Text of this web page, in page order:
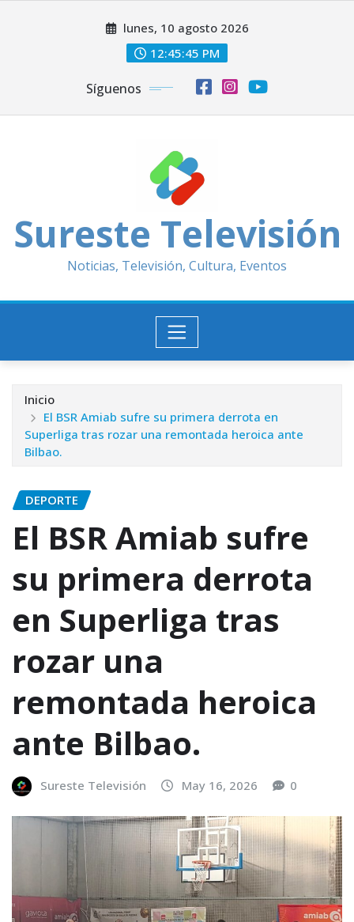
lunes, 10 agosto 2026
12:45:47 PM
Síguenos
Sureste Televisión
Noticias, Televisión, Cultura, Eventos
Inicio
El BSR Amiab sufre su primera derrota en
Superliga tras rozar una remontada heroica ante
Bilbao.
DEPORTE
El BSR Amiab sufre
su primera derrota
en Superliga tras
rozar una
remontada heroica
ante Bilbao.
Sureste Televisión May 16, 2026 0